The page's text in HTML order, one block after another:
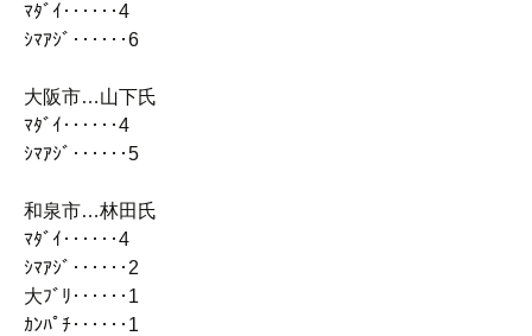
ﾏﾀﾞｲ‥‥‥4
ｼﾏｱｼﾞ‥‥‥6
大阪市…山下氏
ﾏﾀﾞｲ‥‥‥4
ｼﾏｱｼﾞ‥‥‥5
和泉市…林田氏
ﾏﾀﾞｲ‥‥‥4
ｼﾏｱｼﾞ‥‥‥2
大ﾌﾞﾘ‥‥‥1
ｶﾝﾊﾟﾁ‥‥‥1